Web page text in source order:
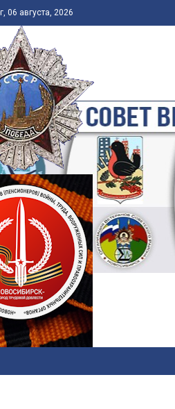
06 августа, 2026
Городская
Организация
Пенсионеров
Военной
и